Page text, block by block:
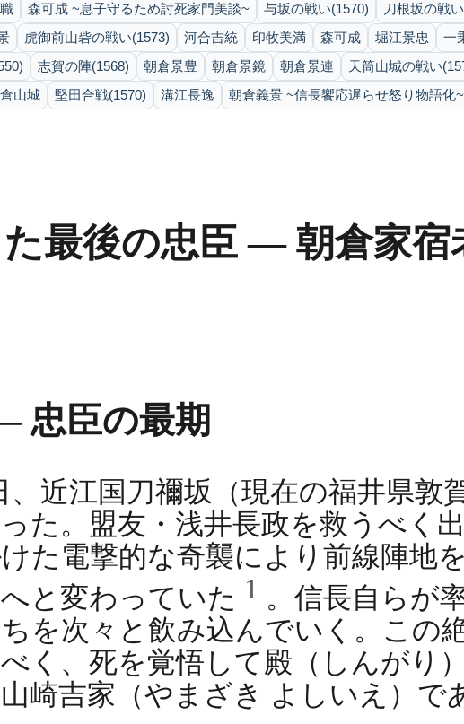
森可成 ~息子守るため討死家門美談~ 与坂の戦い(1570)
刀根坂の戦
虎御前山砦の戦い(1573) 河合吉統 印牧美満 森可成 堀江景忠
一
志賀の陣(1568) 朝倉景豊 朝倉景鏡 朝倉景連
天筒山城の戦い
山城 堅田合戦(1570) 溝江長逸 朝倉義景 ~信長饗応遅らせ怒り物語化~
最後の忠臣 ― 朝倉家宿
忠臣の最期
、近江国刀禰坂（現在の福井県敦
た。盟友・浅井長政を救うべく
た電撃的な奇襲により前線陣地
と変わっていた 1 。信長自らが
を次々と飲み込んでいく。この
く、死を覚悟して殿（しんがり
崎吉家（やまざき よしいえ）で